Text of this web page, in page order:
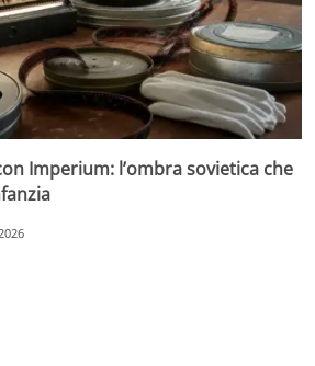
Imperium: l’ombra sovietica che